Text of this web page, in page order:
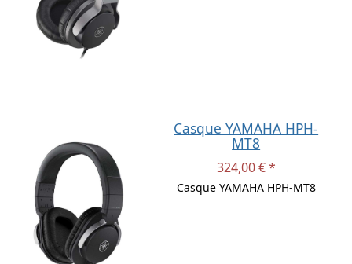
Casque YAMAHA HPH-
MT8
324,00 € *
Casque YAMAHA HPH-MT8